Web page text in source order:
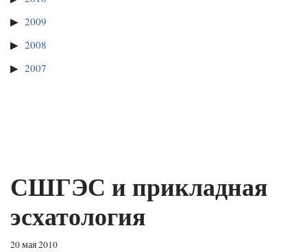
2009
2008
2007
СШГЭС и прикладная
эсхатология
20 мая 2010